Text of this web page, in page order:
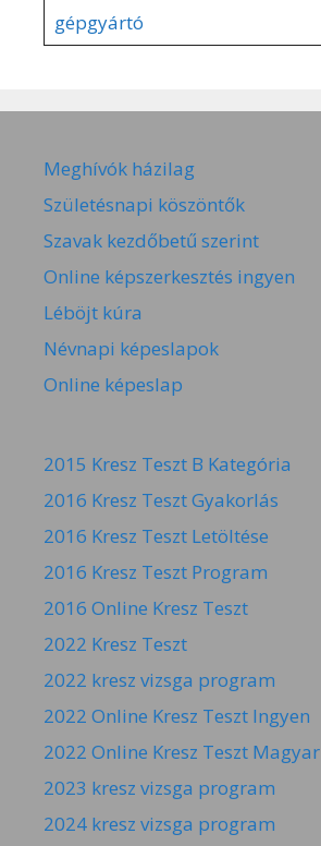
gépgyártó
Meghívók házilag
Születésnapi köszöntők
Szavak kezdőbetű szerint
Online képszerkesztés ingyen
Léböjt kúra
Névnapi képeslapok
Online képeslap
2015 Kresz Teszt B Kategória
2016 Kresz Teszt Gyakorlás
2016 Kresz Teszt Letöltése
2016 Kresz Teszt Program
2016 Online Kresz Teszt
2022 Kresz Teszt
2022 kresz vizsga program
2022 Online Kresz Teszt Ingyen
2022 Online Kresz Teszt Magyar
2023 kresz vizsga program
2024 kresz vizsga program